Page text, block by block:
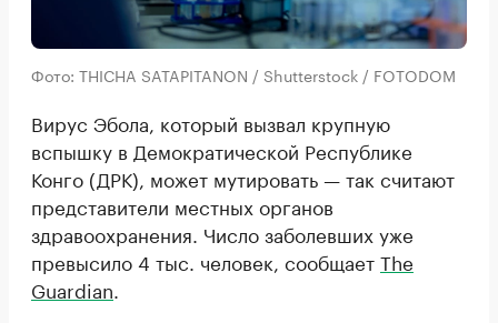
Фото: THICHA SATAPITANON / Shutterstock / FOTODOM
Вирус Эбола, который вызвал крупную
вспышку в Демократической Республике
Конго (ДРК), может мутировать — так считают
представители местных органов
здравоохранения. Число заболевших уже
превысило 4 тыс. человек, сообщаетThe
Guardian